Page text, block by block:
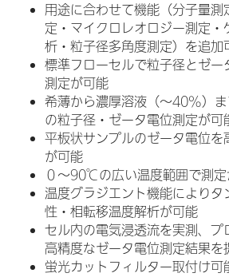
用途に合わせて機能（分子量測
定・マイクロレオロジー測定・
析・粒子径多角度測定）を追加
標準フローセルで粒子径とゼー
測定が可能
希薄から濃厚溶液（～40%）
の粒子径・ゼータ電位測定が可
平板状サンプルのゼータ電位を
が可能
０～90℃の広い温度範囲で測
温度グラジエント機能によりタ
性・相転移温度解析が可能
セル内の電気浸透流を実測、プ
高精度なゼータ電位測定結果を
蛍光カットフィルター取付け可